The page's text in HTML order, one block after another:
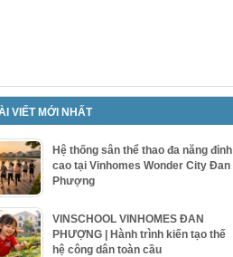
VIẾT MỚI NHẤT
Hệ thống sân thể thao đa năng đỉnh
cao tại Vinhomes Wonder City Đan
Phượng
VINSCHOOL VINHOMES ĐAN
PHƯỢNG | Hành trình kiến tạo thế
hệ công dân toàn cầu